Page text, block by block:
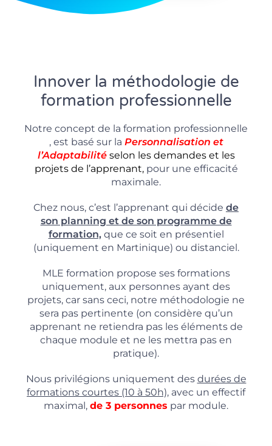
Innover la méthodologie de
formation professionnelle
Notre concept de la formation professionnelle
, est basé sur la Personnalisation et
l’Adaptabilité selon les demandes et les
projets de l’apprenant,pour une efficacité
maximale.
Chez nous, c’est l’apprenant qui décide de
son planning et de son programme de
formation,que ce soit en présentiel
(uniquement en Martinique) ou distanciel.
MLE formation propose ses formations
uniquement, aux personnes ayant des
projets, car sans ceci, notre méthodologie ne
sera pas pertinente (on considère qu’un
apprenant ne retiendra pas les éléments de
chaque module et ne les mettra pas en
pratique).
Nous privilégions uniquement des durées de
formations courtes (10 à 50h), avec un effectif
maximal, de 3 personnes par module.